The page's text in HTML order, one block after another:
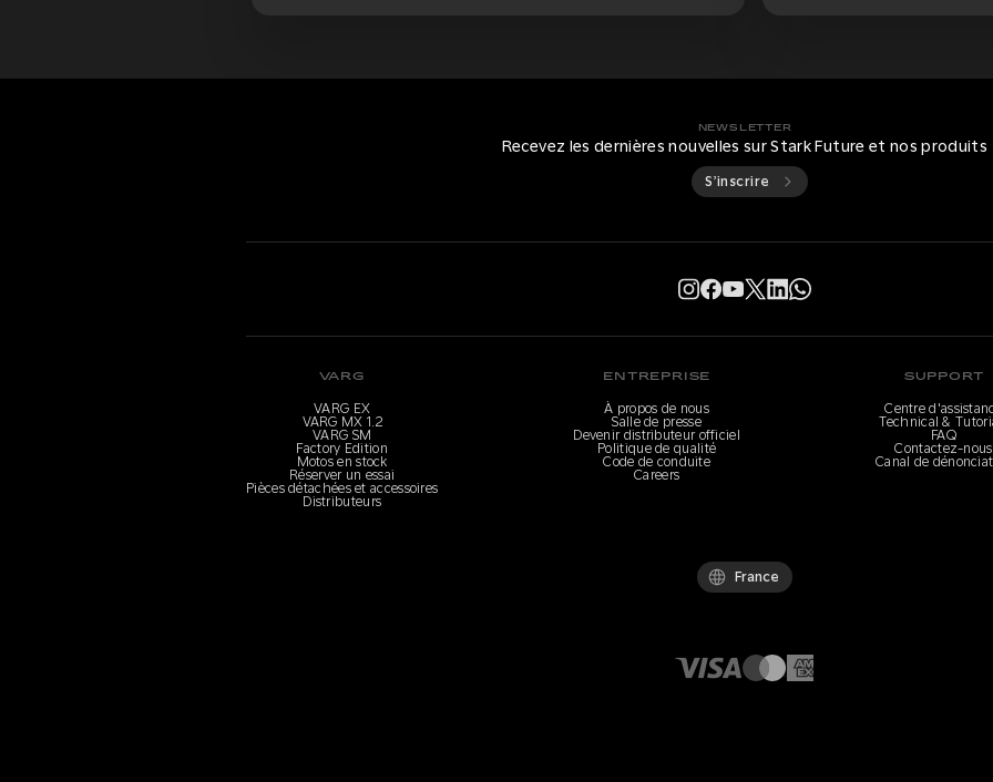
NEWSLETTER
Recevez les dernières nouvelles sur Stark Future et nos produits
S’inscrire
VARG
VARG EX
VARG MX 1.2
VARG SM
Factory Edition
Motos en stock
Réserver un essai
Pièces détachées et accessoires
Distributeurs
ENTREPRISE
À propos de nous
Salle de presse
Devenir distributeur officiel
Politique de qualité
Code de conduite
Careers
SUPPORT
Centre
Technical &
FAQ
Contactez-nous
Canal de
France